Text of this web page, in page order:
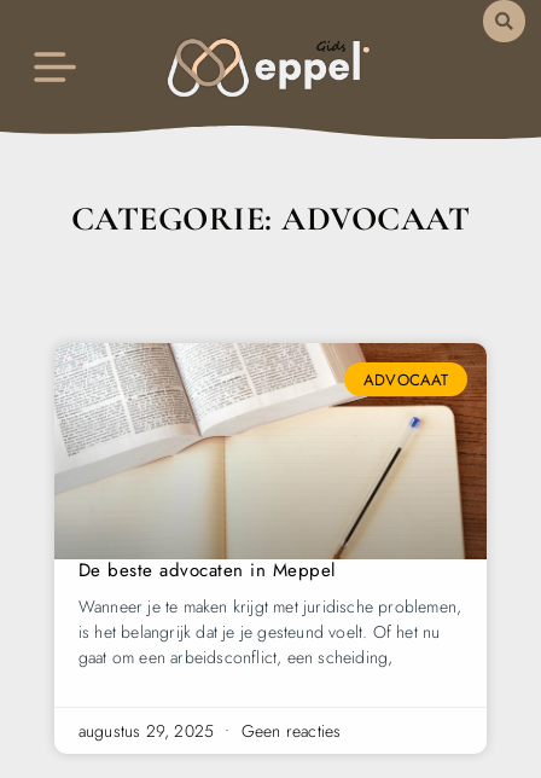
CATEGORIE: ADVOCAAT
ADVOCAAT
De beste advocaten in Meppel
Wanneer je te maken krijgt met juridische problemen,
is het belangrijk dat je je gesteund voelt. Of het nu
gaat om een arbeidsconflict, een scheiding,
augustus 29, 2025 Geen reacties